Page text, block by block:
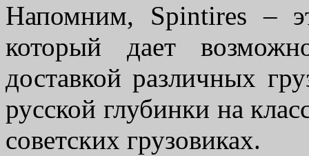
Напомним, Spintires –
который дает
доставкой различных
русской глубинки на
советских грузовиках.